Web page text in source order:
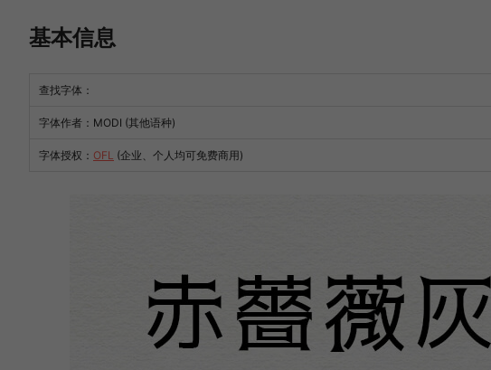
基本信息
查找字体：
字体作者：MODI (其他语种)
字体授权： OFL (企业、个人均可免费商用)